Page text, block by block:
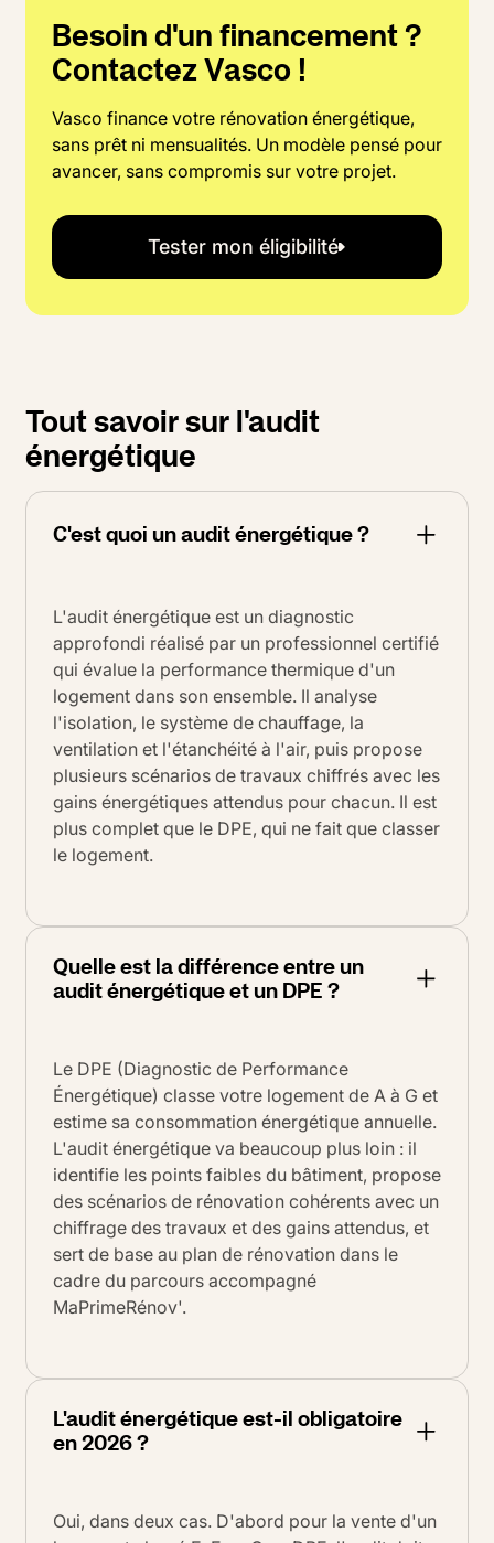
Besoin d'un financement ?
Contactez Vasco !
Vasco finance votre rénovation énergétique,
sans prêt ni mensualités. Un modèle pensé pour
avancer, sans compromis sur votre projet.
Tester mon éligibilité
Tout savoir sur l'audit
énergétique
C'est quoi un audit énergétique ?
L'audit énergétique est un diagnostic
approfondi réalisé par un professionnel certifié
qui évalue la performance thermique d'un
logement dans son ensemble. Il analyse
l'isolation, le système de chauffage, la
ventilation et l'étanchéité à l'air, puis propose
plusieurs scénarios de travaux chiffrés avec les
gains énergétiques attendus pour chacun. Il est
plus complet que le DPE, qui ne fait que classer
le logement.
Quelle est la différence entre un
audit énergétique et un DPE ?
Le DPE (Diagnostic de Performance
Énergétique) classe votre logement de A à G et
estime sa consommation énergétique annuelle.
L'audit énergétique va beaucoup plus loin : il
identifie les points faibles du bâtiment, propose
des scénarios de rénovation cohérents avec un
chiffrage des travaux et des gains attendus, et
sert de base au plan de rénovation dans le
cadre du parcours accompagné
MaPrimeRénov'.
L'audit énergétique est-il obligatoire
en 2026 ?
Oui, dans deux cas. D'abord pour la vente d'un